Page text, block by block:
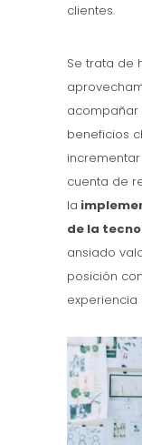
clientes.
Se trata de
acompañar
beneficios
cuenta de
la
de la
ansiado
posición
experiencia